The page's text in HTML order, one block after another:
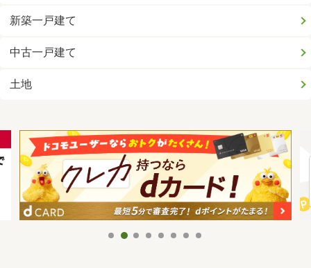
新築一戸建て
中古一戸建て
土地